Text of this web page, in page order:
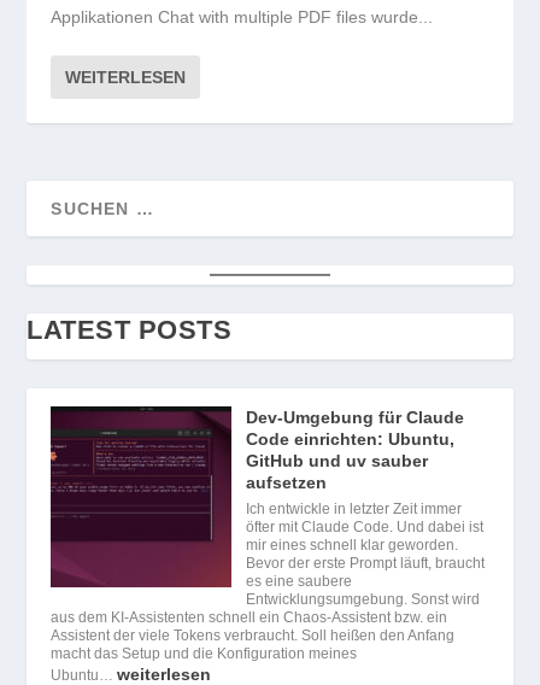
Applikationen Chat with multiple PDF files wurde...
WEITERLESEN
LATEST POSTS
Dev-Umgebung für Claude
Code einrichten: Ubuntu,
GitHub und uv sauber
aufsetzen
Ich entwickle in letzter Zeit immer
öfter mit Claude Code. Und dabei ist
mir eines schnell klar geworden.
Bevor der erste Prompt läuft, braucht
es eine saubere
Entwicklungsumgebung. Sonst wird
aus dem KI-Assistenten schnell ein Chaos-Assistent bzw. ein
Assistent der viele Tokens verbraucht. Soll heißen den Anfang
macht das Setup und die Konfiguration meines
Ubuntu…weiterlesen